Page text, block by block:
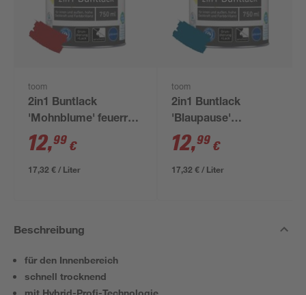
toom
2in1 Buntlack
'Mohnblume' feuerrot
glänzend 750 ml
12,99 €
17,32 € / Liter
toom
2in1 Buntlack
'Blaupause'
enzianblau glänzend
750 ml
12,99 €
17,32 € / Liter
Beschreibung
für den Innenbereich
schnell trocknend
mit Hybrid-Profi-Technologie